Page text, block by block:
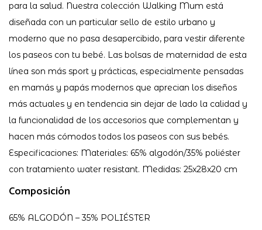
para la salud. Nuestra colección Walking Mum está
diseñada con un particular sello de estilo urbano y
moderno que no pasa desapercibido, para vestir diferente
los paseos con tu bebé. Las bolsas de maternidad de esta
línea son más sport y prácticas, especialmente pensadas
en mamás y papás modernos que aprecian los diseños
más actuales y en tendencia sin dejar de lado la calidad y
la funcionalidad de los accesorios que complementan y
hacen más cómodos todos los paseos con sus bebés.
Especificaciones: Materiales: 65% algodón/35% poliéster
con tratamiento water resistant. Medidas: 25x28x20 cm
Composición
65% ALGODÓN – 35% POLIÉSTER